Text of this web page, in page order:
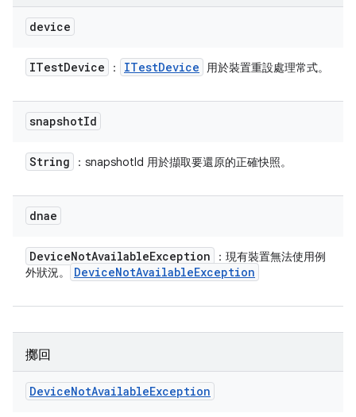
device
ITestDevice ： ITestDevice 用於裝置重設處理常式。
snapshotId
String ：snapshotId 用於擷取要還原的正確快照。
dnae
DeviceNotAvailableException
：現有裝置無法使用例
外狀況。
DeviceNotAvailableException
擲回
DeviceNotAvailableException